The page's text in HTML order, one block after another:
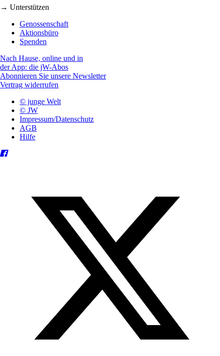
→ Unterstützen
Genossenschaft
Aktionsbüro
Spenden
Nach Hause, online und in
der App: die jW-Abos
Abonnieren Sie unsere Newsletter
Vertrag widerrufen
© junge Welt
© JW
Impressum/Datenschutz
AGB
Hilfe